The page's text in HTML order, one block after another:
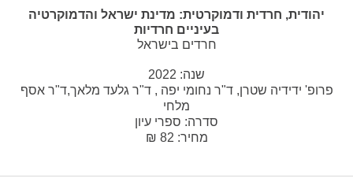
יהודית, חרדית ודמוקרטית: מדינת ישראל והדמוקרטיה
בעיניים חרדיות
חרדים בישראל
שנה: 2022
פרופ' ידידיה שטרן, ד"ר נחומי יפה , ד"ר גלעד מלאך,ד"ר אסף
מלחי
סדרה: ספרי עיון
מחיר: 82 ₪